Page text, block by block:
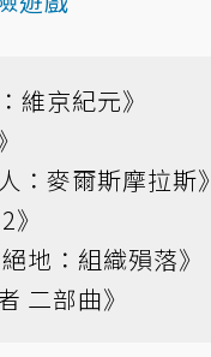
維京紀元》
：麥爾斯摩拉斯》
》
地：組織殞落》
二部曲》